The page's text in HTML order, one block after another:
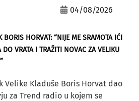
04/08/2026
BORIS HORVAT: “NIJE ME SRAMOTA IĆI
DO VRATA I TRAŽITI NOVAC ZA VELIKU
Velike Kladuše Boris Horvat dao
za Trend radio u kojem se